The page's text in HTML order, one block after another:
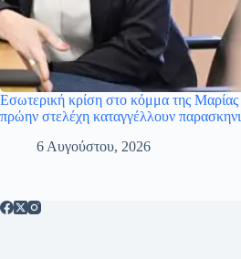
Εσωτερική κρίση στο κόμμα της
πρώην στελέχη καταγγέλλουν
6 Αυγούστου, 2026